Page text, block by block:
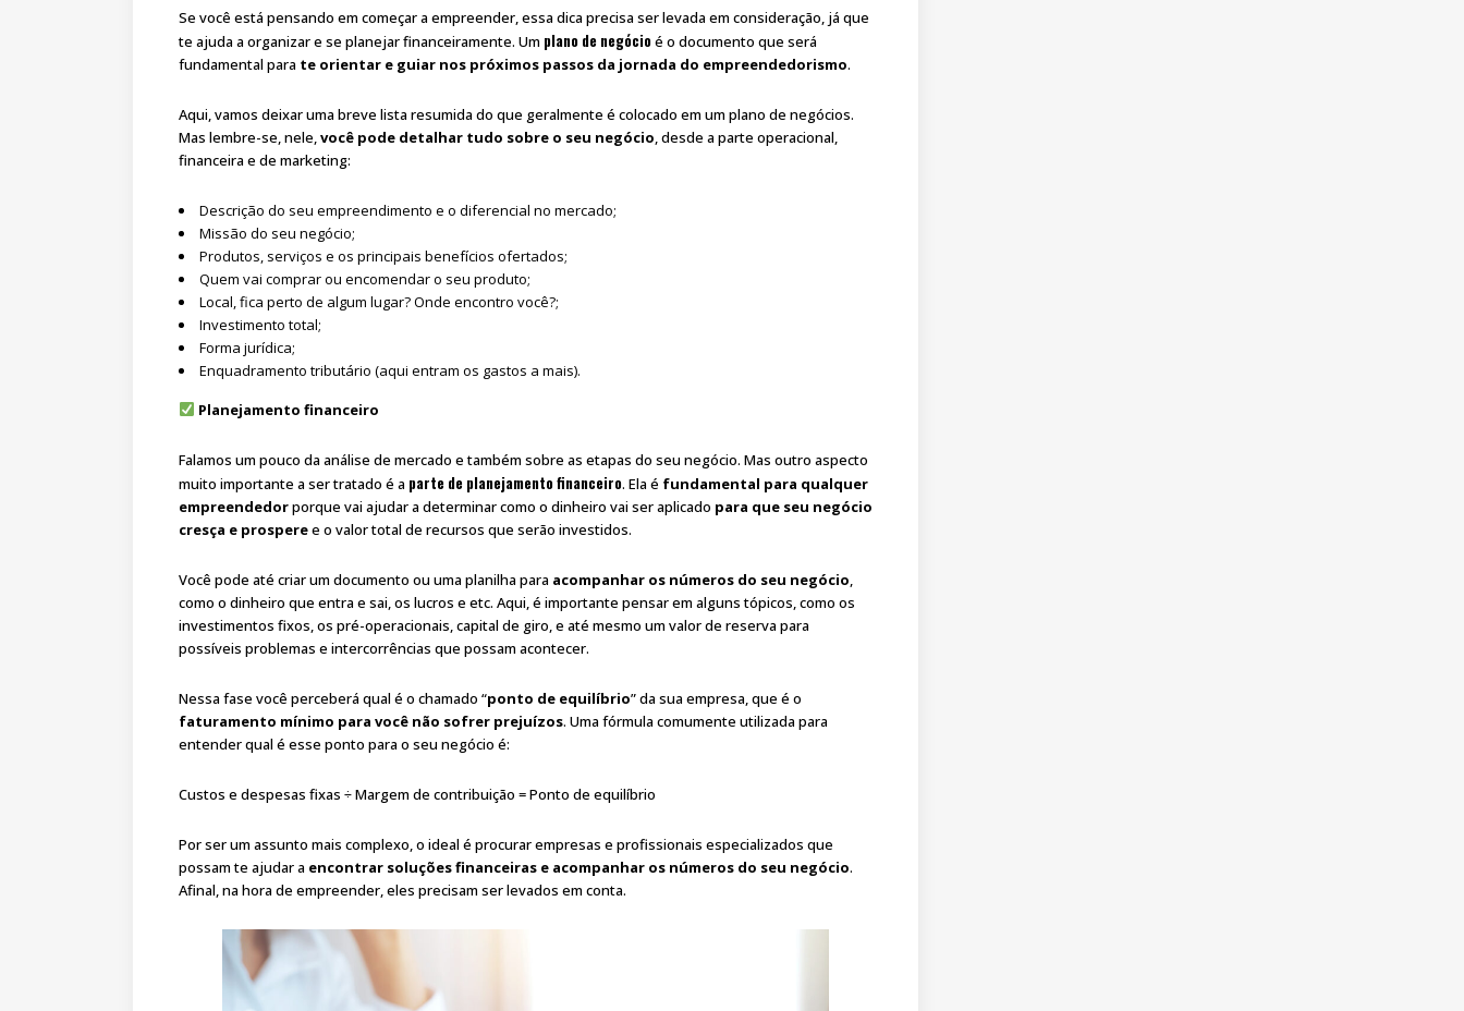
Se você está pensando em começar a empreender, essa dica precisa ser levada em consideração, já que
te ajuda a organizar e se planejar financeiramente. Um plano de negócioé o documento que será
fundamental para te orientar e guiar nos próximos passos da jornada do empreendedorismo.
Aqui, vamos deixar uma breve lista resumida do que geralmente é colocado em um plano de negócios.
Mas lembre-se, nele,você pode detalhar tudo sobre o seu negócio, desde a parte operacional,
financeira e de marketing:
Descrição do seu empreendimento e o diferencial no mercado;
Missão do seu negócio;
Produtos, serviços e os principais benefícios ofertados;
Quem vai comprar ou encomendar o seu produto;
Local, fica perto de algum lugar? Onde encontro você?;
Investimento total;
Forma jurídica;
Enquadramento tributário (aqui entram os gastos a mais).
Planejamento financeiro
Falamos um pouco da análise de mercado e também sobre as etapas do seu negócio. Mas outro aspecto
muito importante a ser tratado é a parte de planejamento financeiro. Ela é fundamental para qualquer
empreendedorporque vai ajudar a determinar como o dinheiro vai ser aplicado para que seu negócio
cresça e prosperee o valor total de recursos que serão investidos.
Você pode até criar um documento ou uma planilha para acompanhar os números do seu negócio,
como o dinheiro que entra e sai, os lucros e etc. Aqui, é importante pensar em alguns tópicos, como os
investimentos fixos, os pré-operacionais, capital de giro, e até mesmo um valor de reserva para
possíveis problemas e intercorrências que possam acontecer.
Nessa fase você perceberá qual é o chamado “ponto de equilíbrio” da sua empresa, que é o
faturamento mínimo para você não sofrer prejuízos. Uma fórmula comumente utilizada para
entender qual é esse ponto para o seu negócio é:
Custos e despesas fixas ÷ Margem de contribuição = Ponto de equilíbrio
Por ser um assunto mais complexo, o ideal é procurar empresas e profissionais especializados que
possam te ajudar a encontrar soluções financeiras e acompanhar os números do seu negócio.
Afinal, na hora de empreender, eles precisam ser levados em conta.